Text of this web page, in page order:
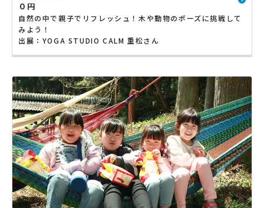
０円
自然の中で親子でリフレッシュ！木や動物のポーズに挑戦して
みよう！
出展：YOGA STUDIO CALM 重松さん